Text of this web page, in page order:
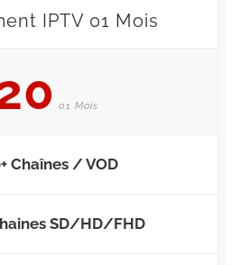
IPTV 01 Mois
01 Mois
Chaînes / VOD
SD/HD/FHD